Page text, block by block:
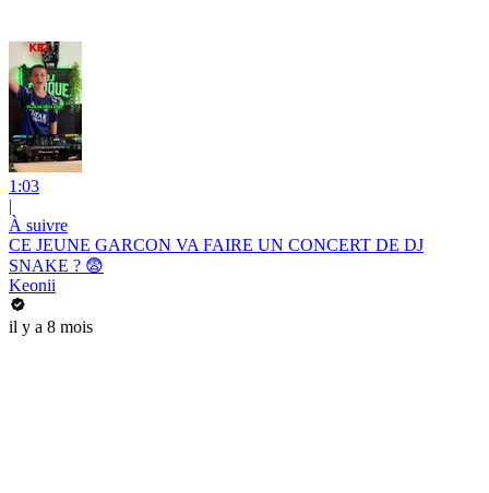
1:03
|
À suivre
CE JEUNE GARCON VA FAIRE UN CONCERT DE DJ
SNAKE ? 😨
Keonii
il y a 8 mois